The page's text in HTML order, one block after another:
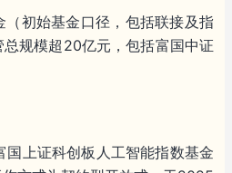
（初始基金口径，包括联接及指
规模超20亿元，包括富国中证
上证科创板人工智能指数基金